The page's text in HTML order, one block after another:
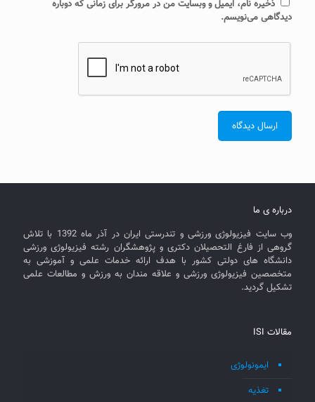
ذخیره نام، ایمیل و وبسایت من در مرورگر برای زمانی که دوباره
دیدگاهی می‌نویسم.
درباره ی ما
وب سایت فیزیولوژی ورزشی و تندرستی ایران در آذر ماه 1392 با تلاش
گروهی از فارغ التحصیلان دکتری و پژوهشگران رشته فیزیولوژی ورزشی
دانشگاه های دولتی کشور با هدف ارائه خدمات علمی و آموزشی به
متخصصین فیزیولوژی ورزشی و علاقه مندان به ورزش و مطالعات علمی
تشکیل گردید.
مقالات ISI
ایمونولوژی
تغذیه